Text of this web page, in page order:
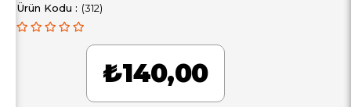
(312)
₺140,00